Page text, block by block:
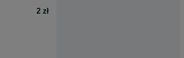
2 zł